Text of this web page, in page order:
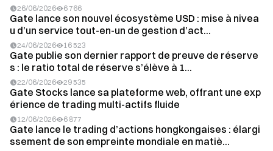
26/06/2026 6 766
Gate lance son nouvel écosystème USD : mise à nivea
u d’un service tout-en-un de gestion d’act...
24/06/2026 16 523
Gate publie son dernier rapport de preuve de réserve
s : le ratio total de réserve s’élève à 1...
22/06/2026 29 535
Gate Stocks lance sa plateforme web, offrant une exp
érience de trading multi-actifs fluide
12/06/2026 6 877
Gate lance le trading d’actions hongkongaises : élargi
ssement de son empreinte mondiale en matiè...